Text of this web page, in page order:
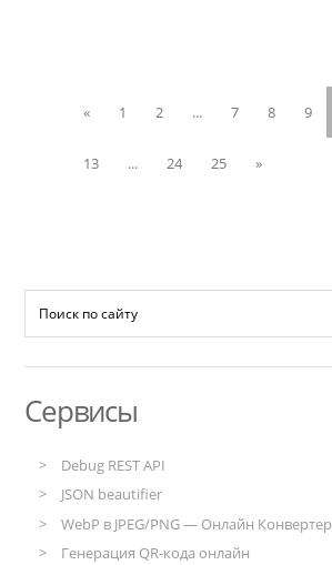
« 1 2 ... 7 8 9
13 ... 24 25 »
Сервисы
Debug REST API
JSON beautifier
WebP в JPEG/PNG — Онлайн Конвертер
Генерация QR-кода онлайн